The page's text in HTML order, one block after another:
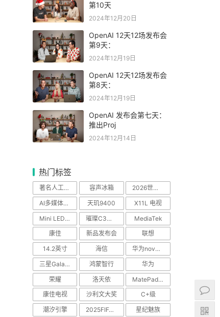
第10天
2024年12月20日
OpenAI 12天12场发布会
第9天：
2024年12月19日
OpenAI 12天12场发布会
第8天：
2024年12月19日
OpenAI 发布会第七天：
推出Proj
2024年12月14日
热门标签
著名人工智能科学 容声冰箱
2026世界杯
AI多媒体中心
天玑9400
X11L 电视
Mini LED电视
璀璨C3系列
MediaTek
康佳
新品发布会
联想
14.2英寸
海信
华为nova Flip
三星Galaxy S25 Edge
鸿蒙智行
华为
荣耀
洛天依
MatePad Pro
康佳电视
沙利文大奖
C+级
潮汐引擎
2025FIFA世俱杯
星纪魅族